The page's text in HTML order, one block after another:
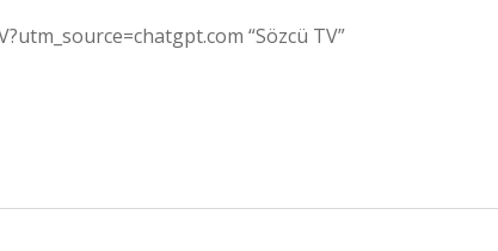
“Sözcü TV”